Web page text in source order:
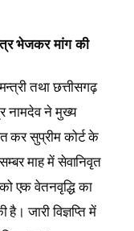
भेजकर मांग की
तथा छत्तीसगढ़
नामदेव ने मुख्य
कर सुप्रीम कोर्ट के
माह में सेवानिवृत
एक वेतनवृद्धि का
जारी विज्ञप्ति में